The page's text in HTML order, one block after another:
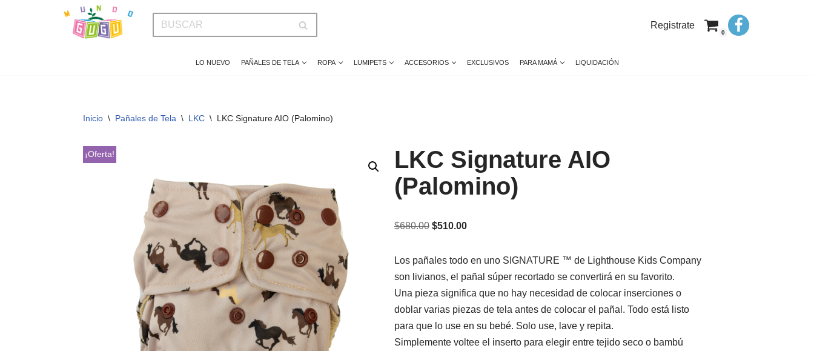
Registrate
0
LO NUEVO PAÑALES DE TELA ROPA LUMIPETS ACCESORIOS EXCLUSIVOS PARA MAMÁ LIQUIDACIÓN
Inicio \ Pañales de Tela \ LKC \ LKC Signature AIO (Palomino)
¡Oferta!
LKC Signature AIO
(Palomino)
$680.00 $510.00
Los pañales todo en uno SIGNATURE ™ de Lighthouse Kids Company
son livianos, el pañal súper recortado se convertirá en su favorito.
Una pieza significa que no hay necesidad de colocar inserciones o
doblar varias piezas de tela antes de colocar el pañal. Todo está listo
para que lo use en su bebé. Solo use, lave y repita.
Simplemente voltee el inserto para elegir entre tejido seco o bambú